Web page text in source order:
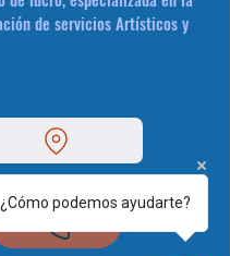
de servicios Artísticos y
# 42 - 44 -Medellín - Colombia.
¿Cómo podemos ayudarte?